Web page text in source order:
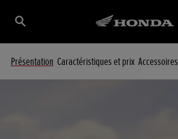
Présentation Caractéristiques et prix Accessoires